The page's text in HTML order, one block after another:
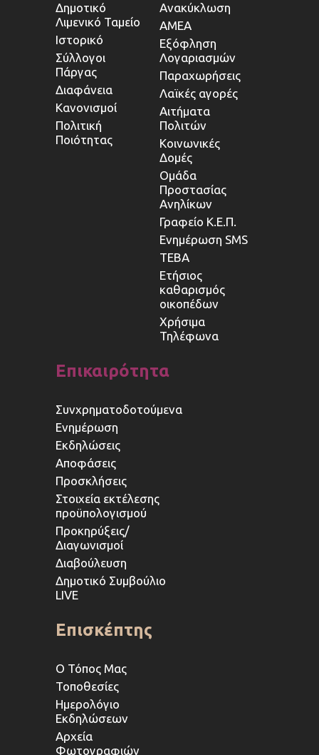
Δημοτικό
Λιμενικό Ταμείο
Ιστορικό
Σύλλογοι
Πάργας
Διαφάνεια
Κανονισμοί
Πολιτική
Ποιότητας
Ανακύκλωση
ΑΜΕΑ
Εξόφληση
Λογαριασμών
Παραχωρήσεις
Λαϊκές αγορές
Αιτήματα
Πολιτών
Κοινωνικές
Δομές
Ομάδα
Προστασίας
Ανηλίκων
Γραφείο Κ.Ε.Π.
Ενημέρωση SMS
ΤΕΒΑ
Ετήσιος
καθαρισμός
οικοπέδων
Χρήσιμα
Τηλέφωνα
Επικαιρότητα
Συνχρηματοδοτούμενα
Ενημέρωση
Εκδηλώσεις
Αποφάσεις
Προσκλήσεις
Στοιχεία εκτέλεσης
προϋπολογισμού
Προκηρύξεις/
Διαγωνισμοί
Διαβούλευση
Δημοτικό Συμβούλιο
LIVE
Επισκέπτης
Ο Τόπος Μας
Τοποθεσίες
Ημερολόγιο
Εκδηλώσεων
Αρχεία
Φωτογραφιών